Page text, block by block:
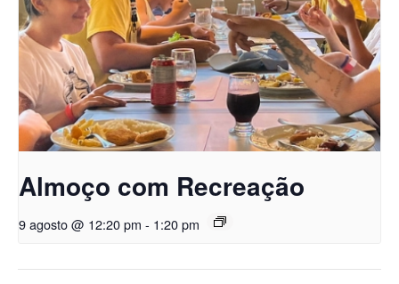
Almoço com Recreação
9 agosto @ 12:20 pm - 1:20 pm